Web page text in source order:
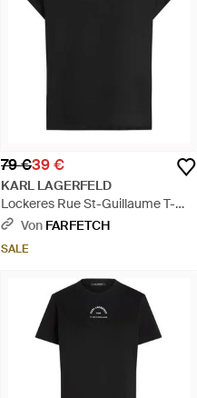
79 €39 €
KARL LAGERFELD
Lockeres Rue St-Guillaume T-
Shirt - Schwarz
Von FARFETCH
SALE